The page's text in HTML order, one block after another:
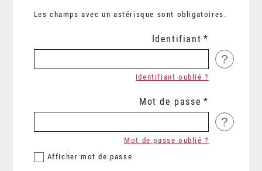
Les champs avec un astérisque sont obligatoires.
Identifiant
?
Identifiant oublié ?
Mot de passe
?
Afficher mot de passe
Mot de passe oublié ?